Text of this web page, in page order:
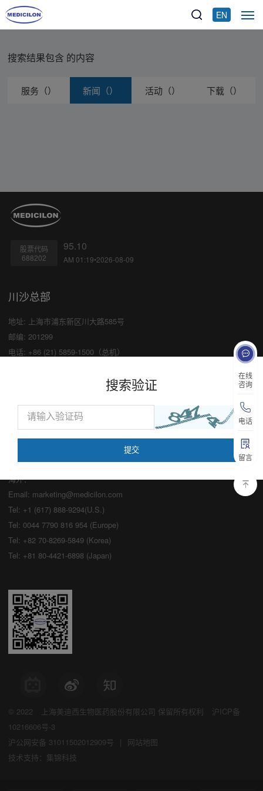
EN
在线
咨询
电话
留言
搜索结果包含 的内容
服务（） 新闻（） 活动（） 下载（）
股票代码
688202
95.10
AM 01:19•2026-08-09
川沙总部
地址: 上海市浦东新区川大路585号
邮编: 201299
电话: +86 (21) 5859-1500（总机）
中国：
Email:marketing@medicilon.com
（仅限服务咨询，其他事宜请拨打川沙总部电话）
海外：
Email: marketing@medicilon.com
Tel: +1 (617) 888-9294(U.S.)
Tel: 0044 7790 816 954 (Europe)
Tel: +82 70-8269-5849 (Korea)
Tel: +81 80-4421-6898 (Japan)
© 2022 上海美迪西生物医药股份有限公司 保留所有权利
沪ICP备
10216606号-3
沪公网安备 31011502012909号
|
网站地图
技术支持：集锦科技
×
搜索验证